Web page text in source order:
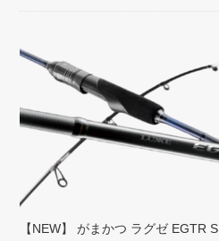
【NEW】 がまかつ ラグゼ EGTR S